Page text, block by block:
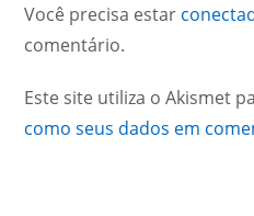
Você precisa estar
comentário.
Este site utiliza o Akismet
como seus dados em